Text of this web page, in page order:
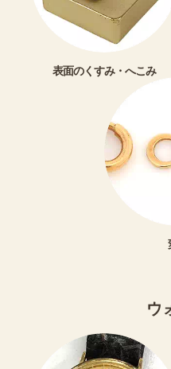
表面のくすみ・へこみ
ウ